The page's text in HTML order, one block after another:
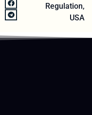
Regulation,
USA